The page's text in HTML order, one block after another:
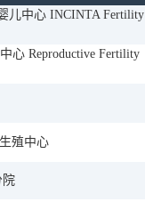
儿中心 INCINTA Fertility
心 Reproductive Fertility
殖中心
院